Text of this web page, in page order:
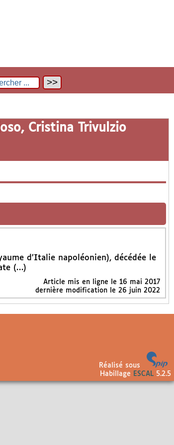
Cristina Trivulzio
d’Italie napoléonien), décédée le
(…)
Article mis en ligne le 16 mai 2017
dernière modification le 26 juin 2022
Réalisé sous
Habillage
ESCAL5.2.5